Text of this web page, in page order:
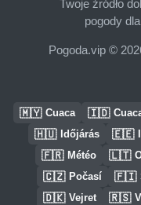
Twoje źródło
pogody
Pogoda.vip ©
🇲🇾 Cuaca 🇮🇩
🇭🇺 Időjárás 🇪🇪
🇫🇷 Météo 🇱🇹
🇨🇿 Počasí 🇫🇮
🇩🇰 Vejret 🇷🇸